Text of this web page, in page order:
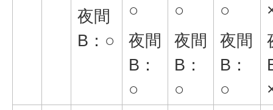
夜間
B：○
○
夜間
B：
○
○
夜間
B：
○
○
夜間
B：
○